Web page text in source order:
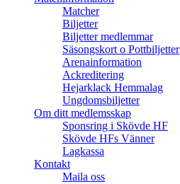
Matcher
Biljetter
Biljetter medlemmar
Säsongskort o Pottbiljetter
Arenainformation
Ackreditering
Hejarklack Hemmalag
Ungdomsbiljetter
Om ditt medlemsskap
Sponsring i Skövde HF
Skövde HFs Vänner
Lagkassa
Kontakt
Maila oss